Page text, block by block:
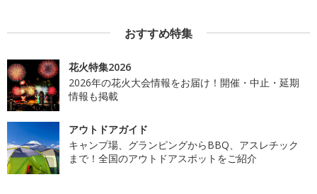
おすすめ特集
花火特集2026
2026年の花火大会情報をお届け！開催・中止・延期
情報も掲載
アウトドアガイド
キャンプ場、グランピングからBBQ、アスレチック
まで！全国のアウトドアスポットをご紹介